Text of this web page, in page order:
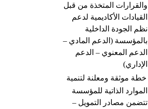
والقرارات المتخذة من قبل
القيادات الأكاديمية لدعم
نظم الجودة الداخلية
بالمؤسسة (الدعم المادي –
الدعم المعنوي – الدعم
الإداري)
خطة موثقة ومعلنة لتنمية
الموارد الذاتية للمؤسسة
تتضمن مصادر التمويل –